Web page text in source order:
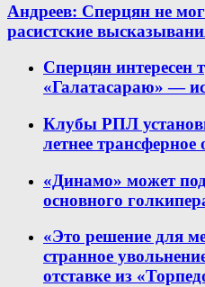
Андреев: Сперцян не мог
расистские
Сперцян интересен
«Галатасараю» —
Клубы РПЛ
летнее трансферное
«Динамо» может
основного
«Это решение для
странное
отставке из